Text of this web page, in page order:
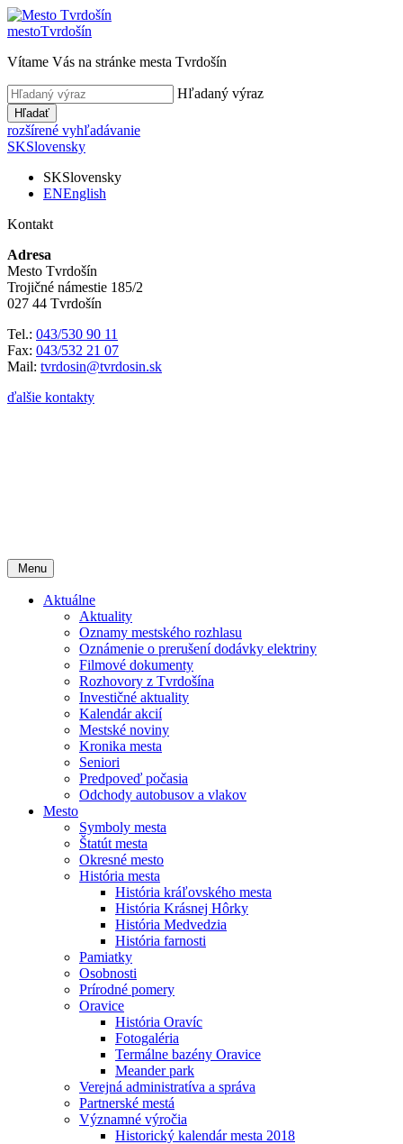
mestoTvrdošín
Vítame Vás na stránke mesta Tvrdošín
Hľadaný výraz
Hľadať
rozšírené vyhľadávanie
SKSlovensky
SKSlovensky
ENEnglish
Kontakt
Adresa
Mesto Tvrdošín
Trojičné námestie 185/2
027 44 Tvrdošín
Tel.: 043/530 90 11
Fax: 043/532 21 07
Mail: tvrdosin@tvrdosin.sk
ďalšie kontakty
Menu
Aktuálne
Aktuality
Oznamy mestského rozhlasu
Oznámenie o prerušení dodávky elektriny
Filmové dokumenty
Rozhovory z Tvrdošína
Investičné aktuality
Kalendár akcií
Mestské noviny
Kronika mesta
Seniori
Predpoveď počasia
Odchody autobusov a vlakov
Mesto
Symboly mesta
Štatút mesta
Okresné mesto
História mesta
História kráľovského mesta
História Krásnej Hôrky
História Medvedzia
História farnosti
Pamiatky
Osobnosti
Prírodné pomery
Oravice
História Oravíc
Fotogaléria
Termálne bazény Oravice
Meander park
Verejná administratíva a správa
Partnerské mestá
Významné výročia
Historický kalendár mesta 2018